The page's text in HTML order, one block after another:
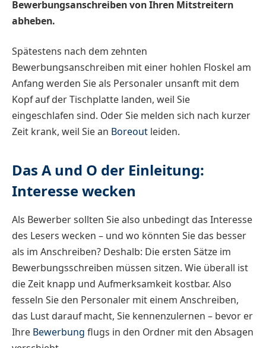
Bewerbungsanschreiben von Ihren Mitstreitern
abheben.
Spätestens nach dem zehnten
Bewerbungsanschreiben mit einer hohlen Floskel am
Anfang werden Sie als Personaler unsanft mit dem
Kopf auf der Tischplatte landen, weil Sie
eingeschlafen sind. Oder Sie melden sich nach kurzer
Zeit krank, weil Sie an Boreout leiden.
Das A und O der Einleitung:
Interesse wecken
Als Bewerber sollten Sie also unbedingt das Interesse
des Lesers wecken – und wo könnten Sie das besser
als im Anschreiben? Deshalb: Die ersten Sätze im
Bewerbungsschreiben müssen sitzen. Wie überall ist
die Zeit knapp und Aufmerksamkeit kostbar. Also
fesseln Sie den Personaler mit einem Anschreiben,
das Lust darauf macht, Sie kennenzulernen – bevor er
Ihre Bewerbung flugs in den Ordner mit den Absagen